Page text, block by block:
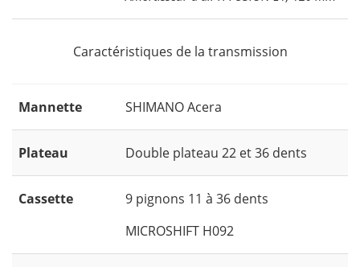
Caractéristiques de la transmission
Mannette SHIMANO Acera
Plateau Double plateau 22 et 36 dents
Cassette
9 pignons 11 à 36 dents
MICROSHIFT H092